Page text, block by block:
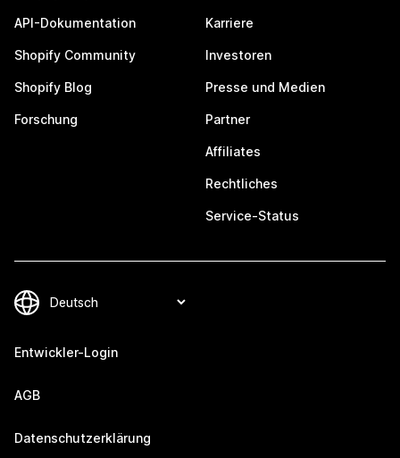
API-Dokumentation
Shopify Community
Shopify Blog
Forschung
Karriere
Investoren
Presse und Medien
Partner
Affiliates
Rechtliches
Service-Status
Entwickler-Login
AGB
Datenschutzerklärung